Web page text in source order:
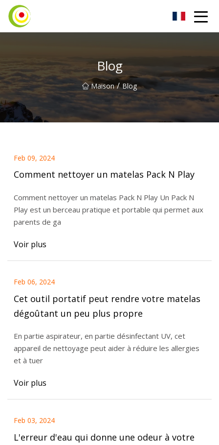
Blog
Maison / Blog
Feb 09, 2024
Comment nettoyer un matelas Pack N Play
Comment nettoyer un matelas Pack N Play Un Pack N
Play est un berceau pratique et portable qui permet aux
parents de ga
Voir plus
Feb 06, 2024
Cet outil portatif peut rendre votre matelas
dégoûtant un peu plus propre
En partie aspirateur, en partie désinfectant UV, cet
appareil de nettoyage peut aider à réduire les allergies
et à tuer
Voir plus
Feb 03, 2024
L'erreur d'eau qui donne une odeur à votre